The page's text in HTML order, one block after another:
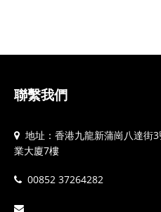
聯繫我們
地址：香港九龍新蒲崗八達街
業大廈7樓
00852 37264282